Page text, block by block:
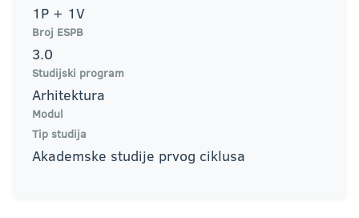
1P + 1V
Broj ESPB
3.0
Studijski program
Arhitektura
Modul
Tip studija
Akademske studije prvog ciklusa